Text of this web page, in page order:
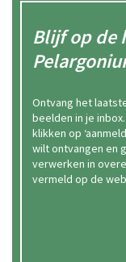
Blijf op de
Ontvang het
beelden in je
klikken op
wilt ontvangen en
verwerken in
vermeld op de